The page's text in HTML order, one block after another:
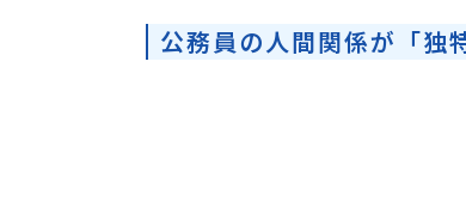
公務員の人間関係が「独